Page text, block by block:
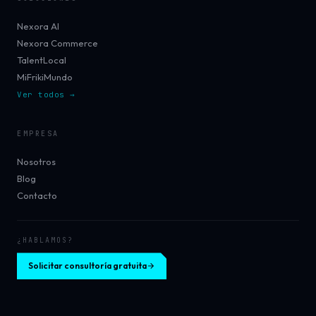
Nexora AI
Nexora Commerce
TalentLocal
MiFrikiMundo
Ver todos →
EMPRESA
Nosotros
Blog
Contacto
¿HABLAMOS?
Solicitar consultoría gratuita